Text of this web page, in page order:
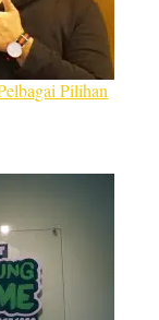
Pilihan